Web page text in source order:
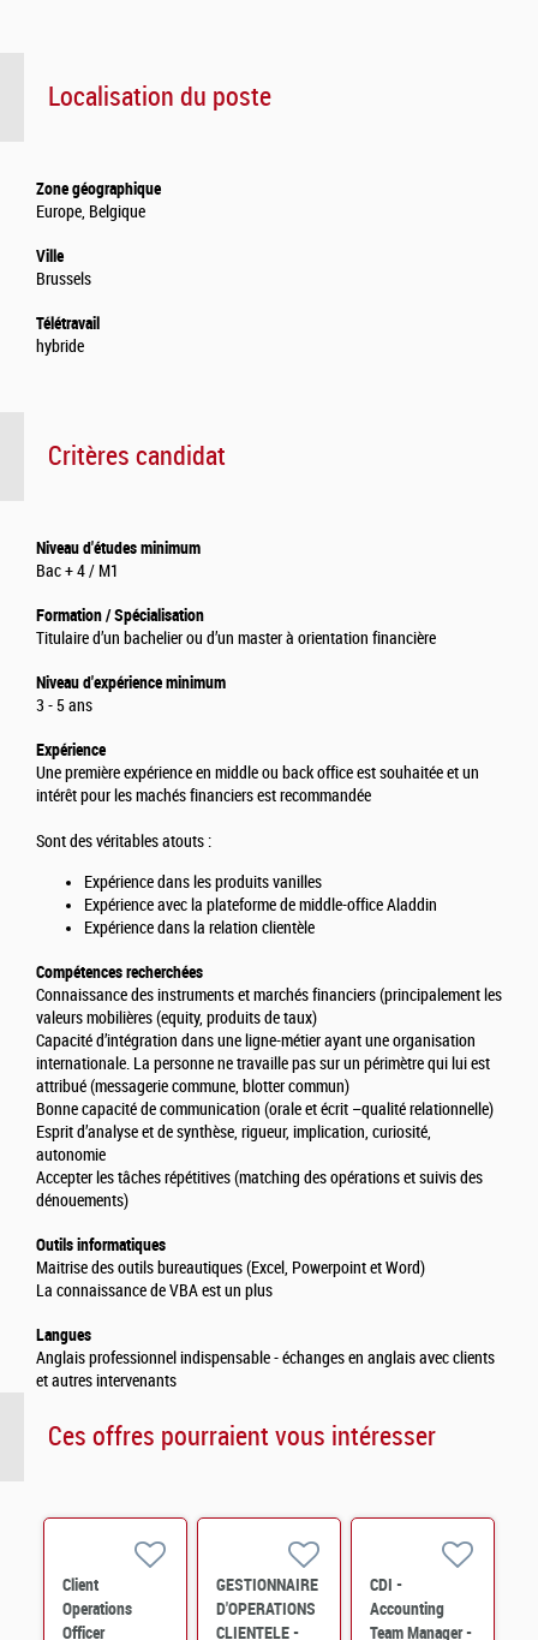
Localisation du poste
Zone géographique
Europe, Belgique
Ville
Brussels
Télétravail
hybride
Critères candidat
Niveau d'études minimum
Bac + 4 / M1
Formation / Spécialisation
Titulaire d’un bachelier ou d’un master à orientation financière
Niveau d'expérience minimum
3 - 5 ans
Expérience
Une première expérience en middle ou back office est souhaitée et un
intérêt pour les machés financiers est recommandée
Sont des véritables atouts :
Expérience dans les produits vanilles
Expérience avec la plateforme de middle-office Aladdin
Expérience dans la relation clientèle
Compétences recherchées
Connaissance des instruments et marchés financiers (principalement les
valeurs mobilières (equity, produits de taux)
Capacité d’intégration dans une ligne-métier ayant une organisation
internationale. La personne ne travaille pas sur un périmètre qui lui est
attribué (messagerie commune, blotter commun)
Bonne capacité de communication (orale et écrit –qualité relationnelle)
Esprit d’analyse et de synthèse, rigueur, implication, curiosité,
autonomie
Accepter les tâches répétitives (matching des opérations et suivis des
dénouements)
Outils informatiques
Maitrise des outils bureautiques (Excel, Powerpoint et Word)
La connaissance de VBA est un plus
Langues
Anglais professionnel indispensable - échanges en anglais avec clients
et autres intervenants
Ces offres pourraient vous intéresser
Client
Operations
Officer
GESTIONNAIRE
D'OPERATIONS
CLIENTELE -
CDI -
Accounting
Team Manager -